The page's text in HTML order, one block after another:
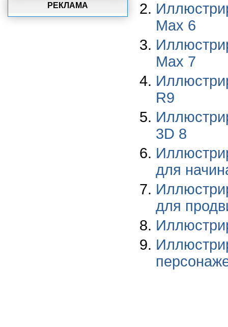
Max 6
Max 7
R9
3D 8
для
для
РЕКЛАМА